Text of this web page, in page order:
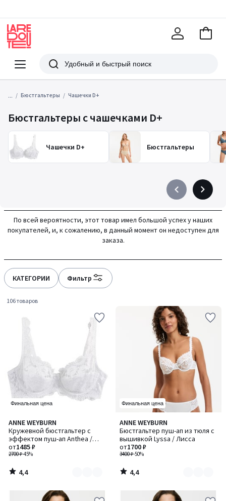
Меню
Redoute
Поиск
В
... Бюстгальтеры Чашечки D+
Бюстгальтеры с чашечками D+
Чашечки D+ Бюстгальтеры
Précédent
à
gauche
Suivant
à
droite
По всей вероятности, этот товар имел большой успех у наших
покупателей, и, к сожалению, в данный момент он недоступен для
заказа.
КАТЕГОРИИ Фильтр
106 товаров
Финальная цена
ANNE WEYBURN
Кружевной бюстгальтер с
эффектом пуш-ап Anthea /
Антеа
2700 ₽-45%
от1485 ₽
4,4
/ 5
Количество
цветов:
6
4,4
/
Финальная цена
ANNE WEYBURN
Бюстгальтер пуш-ап из тюля с
вышивкой Lyssa / Лисса
3400 ₽-50%
от1700 ₽
4,4
/ 5
Количество
цветов:
5
4,4
/